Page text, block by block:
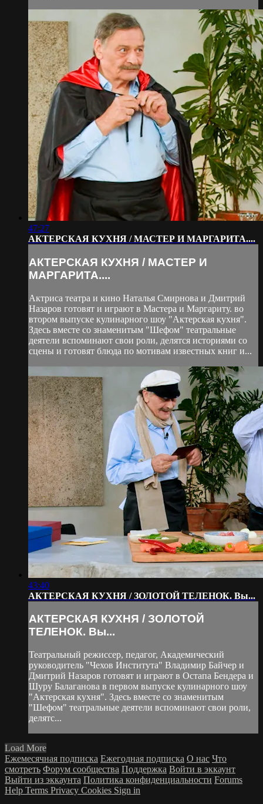
47:27
АКТЕРСКАЯ КУХНЯ / МАСТЕР И МАРГАРИТА....
АКТЕРСКАЯ КУХНЯ / МАСТЕР И
МАРГАРИТА....
Актриса театра и кино Наталья Смирнова и Дмитрий
Назаров готовят и играют в Мастера и Маргариту. во
втором выпуске кулинарного шоу "Актерская кухня".
Здесь вместе со знаменитым "Шефом" театральные
деятели вспоминают свои роли, делятся историями со
сцены и готовят блюда по мотивам известных книг и...
43:40
АКТЕРСКАЯ КУХНЯ / ЗОЛОТОЙ ТЕЛЕНОК. Вы...
АКТЕРСКАЯ КУХНЯ / ЗОЛОТОЙ
ТЕЛЕНОК. Вы...
Театральный режиссер, педагог, Академический
руководитель "Чехов Института" Владимир Байчер и
Дмитрий Назаров готовят и играют в Остапа Бендера и
Шуру Балаганова в первом выпуске кулинарного шоу
"Актерская кухня". Здесь вместе со знаменитым
"Шефом" театральные деятели вспоминают свои роли,
делятс...
Load More
Ежемесячная подписка Ежегодная подписка О нас Что
смотреть Форум сообщества Поддержка Войти в эккаунт
Выйти из эккаунта Политика конфиденциальности Forums
Help Terms Privacy Cookies Sign in